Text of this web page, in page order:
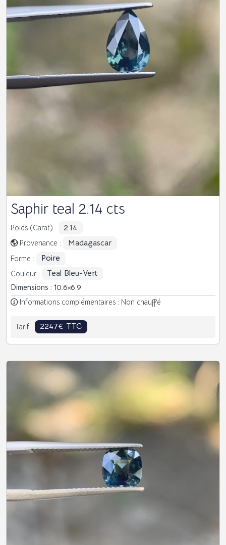
Saphir teal 2.14 cts
Poids (Carat) : 2.14
Provenance : Madagascar
Forme : Poire
Couleur : Teal Bleu-Vert
Dimensions : 10.6 6.9
Informations complémentaires : Non chauffé
Tarif : 2247€ TTC